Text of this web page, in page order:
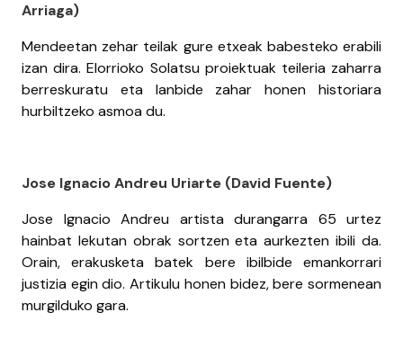
Arriaga)
Mendeetan zehar teilak gure etxeak babesteko erabili
izan dira. Elorrioko Solatsu proiektuak teileria zaharra
berreskuratu eta lanbide zahar honen historiara
hurbiltzeko asmoa du.
Jose Ignacio Andreu Uriarte (David Fuente)
Jose Ignacio Andreu artista durangarra 65 urtez
hainbat lekutan obrak sortzen eta aurkezten ibili da.
Orain, erakusketa batek bere ibilbide emankorrari
justizia egin dio. Artikulu honen bidez, bere sormenean
murgilduko gara.